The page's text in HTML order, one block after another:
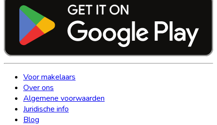
Voor makelaars
Over ons
Algemene voorwaarden
Juridische info
Blog